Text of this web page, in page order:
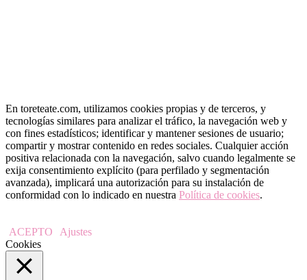
En toreteate.com, utilizamos cookies propias y de terceros, y
tecnologías similares para analizar el tráfico, la navegación web y
con fines estadísticos; identificar y mantener sesiones de usuario;
compartir y mostrar contenido en redes sociales. Cualquier acción
positiva relacionada con la navegación, salvo cuando legalmente se
exija consentimiento explícito (para perfilado y segmentación
avanzada), implicará una autorización para su instalación de
conformidad con lo indicado en nuestra Política de cookies.
ACEPTO
Ajustes
Cookies